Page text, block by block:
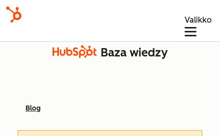
Valikko
Baza wiedzy
Blog